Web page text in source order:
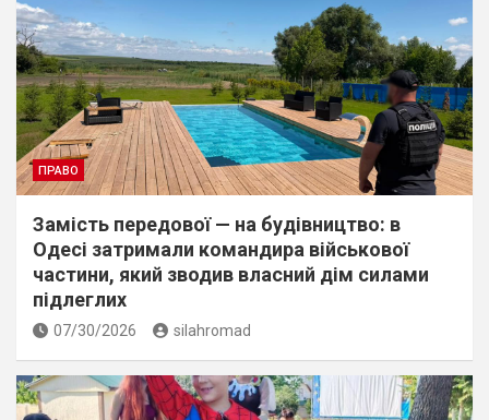
ПРАВО
Замість передової — на будівництво: в
Одесі затримали командира військової
частини, який зводив власний дім силами
підлеглих
07/30/2026 silahromad